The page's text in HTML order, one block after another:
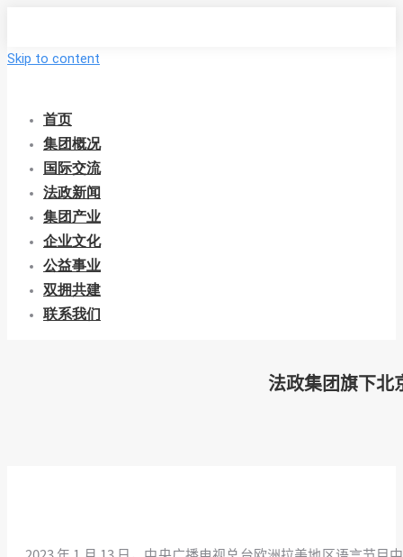
Skip to content
首页
集团概况
国际交流
法政新闻
集团产业
企业文化
公益事业
双拥共建
联系我们
法政集团旗下北